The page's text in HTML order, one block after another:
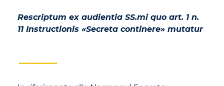
Rescriptum ex audientia SS.mi quo art. 1 n.
11 Instructionis «Secreta continere» mutatur